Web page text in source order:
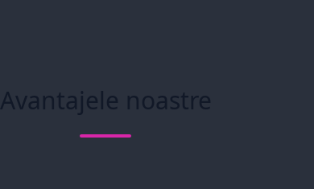
Avantajele noastre